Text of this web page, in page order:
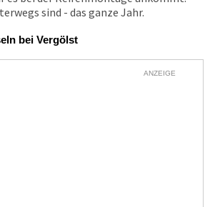
sind - das ganze Jahr.
bei Vergölst
ANZEIGE